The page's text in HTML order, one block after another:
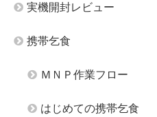
実機開封レビュー
携帯乞食
ＭＮＰ作業フロー
はじめての携帯乞食